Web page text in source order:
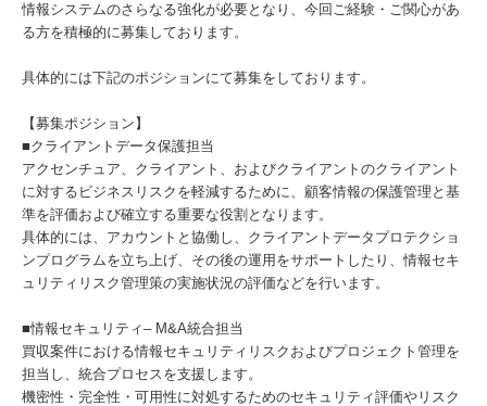
情報システムのさらなる強化が必要となり、今回ご経験・ご関心があ
る方を積極的に募集しております。
具体的には下記のポジションにて募集をしております。
【募集ポジション】
■クライアントデータ保護担当
アクセンチュア、クライアント、およびクライアントのクライアント
に対するビジネスリスクを軽減するために、顧客情報の保護管理と基
準を評価および確立する重要な役割となります。
具体的には、アカウントと協働し、クライアントデータプロテクショ
ンプログラムを立ち上げ、その後の運用をサポートしたり、情報セキ
ュリティリスク管理策の実施状況の評価などを行います。
■情報セキュリティ– M&A統合担当
買収案件における情報セキュリティリスクおよびプロジェクト管理を
担当し、統合プロセスを支援します。
機密性・完全性・可用性に対処するためのセキュリティ評価やリスク